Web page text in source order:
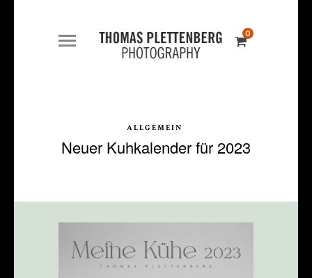
0
ALLGEMEIN
Neuer Kuhkalender für 2023